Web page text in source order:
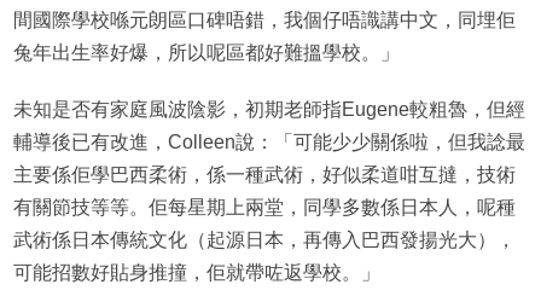
間國際學校喺元朗區口碑唔錯，我個仔唔識講中文，同埋佢
兔年出生率好爆，所以呢區都好難搵學校。」
未知是否有家庭風波陰影，初期老師指Eugene較粗魯，但經
輔導後已有改進，Colleen說：「可能少少關係啦，但我諗最
主要係佢學巴西柔術，係一種武術，好似柔道咁互撻，技術
有關節技等等。佢每星期上兩堂，同學多數係日本人，呢種
武術係日本傳統文化（起源日本，再傳入巴西發揚光大），
可能招數好貼身推撞，佢就帶咗返學校。」